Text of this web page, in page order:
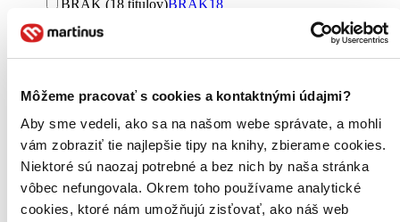
Môžeme pracovať s cookies a kontaktnými údajmi?
Aby sme vedeli, ako sa na našom webe správate, a mohli
vám zobraziť tie najlepšie tipy na knihy, zbierame cookies.
Niektoré sú naozaj potrebné a bez nich by naša stránka
vôbec nefungovala. Okrem toho používame analytické
cookies, ktoré nám umožňujú zisťovať, ako náš web
BRAK (18 titulov)BRAK18
Slovart (12 titulov)
Eruditio (9 titulov)Eruditio9
MAFRA Slovakia (8 titulov)MAFRA Slovakia8
Dixit (7 titulov) Dixit7
Švabach (7 titulov)Švabach7
Aspekt (6 titulov)Aspekt 6
mamaš (6 titulov)mamaš6
Artis Omnis (5 titulov)
Artis Omnis
5
Perfekt (5 titulov)Perfekt5